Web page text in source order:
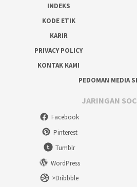
INDEKS
KODE ETIK
KARIR
PRIVACY POLICY
KONTAK KAMI
PEDOMAN MEDIA
JARINGAN
Facebook
Pinterest
Tumblr
WordPress
>Dribbble